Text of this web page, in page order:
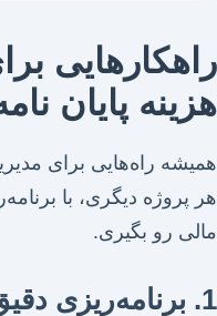
راهکارهایی
هزینه پایان
همیشه راه‌هایی برای
هر پروژه دیگری، با
مالی رو بگیری.
1. برنامه‌ریزی دقیق و شروع به موقع